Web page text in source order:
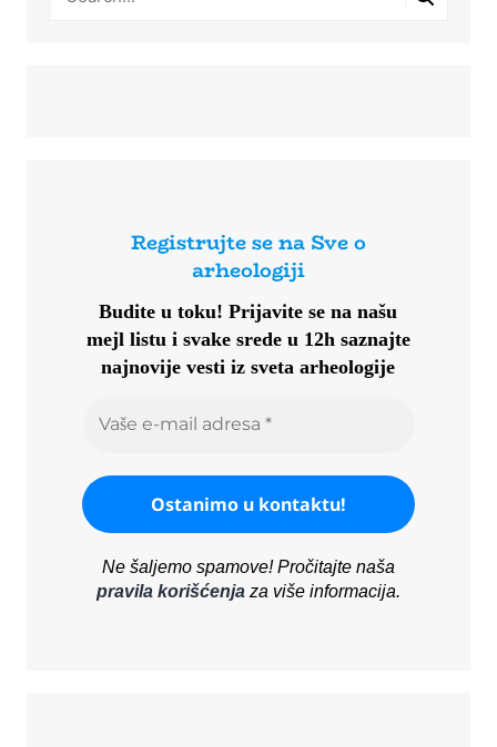
Registrujte se na Sve o
arheologiji
Budite u toku!Prijavite se na našu
mejl listu i svake srede u 12h saznajte
najnovije vesti iz sveta arheologije
Ne šaljemo spamove! Pročitajte naša
pravila korišćenjaza više informacija.